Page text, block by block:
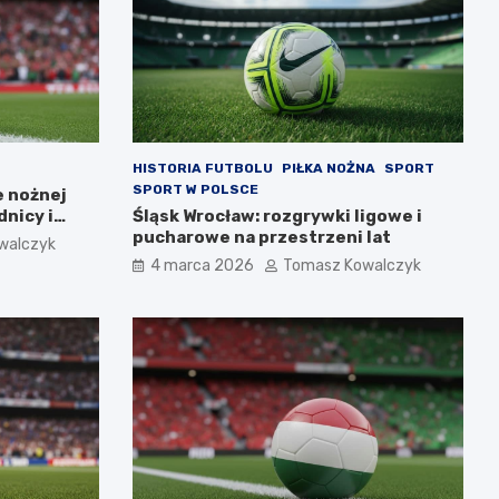
nożnej
i
HISTORIA FUTBOLU PIŁKA NOŻNA
SPORT
SPORT W POLSCE
Śląsk Wrocław: rozgrywki ligowe i
pucharowe na przestrzeni lat
4 marca 2026 Tomasz Kowalczyk